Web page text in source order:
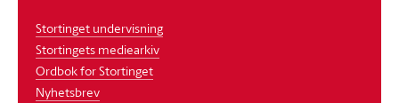
Stortinget undervisning
Stortingets mediearkiv
Ordbok for Stortinget
Nyhetsbrev